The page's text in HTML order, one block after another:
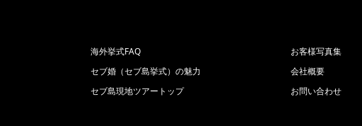
海外挙式FAQ
セブ婚（セブ島挙式）の魅力
セブ島現地ツアートップ
お客様写真集
会社概要
お問い合わせ